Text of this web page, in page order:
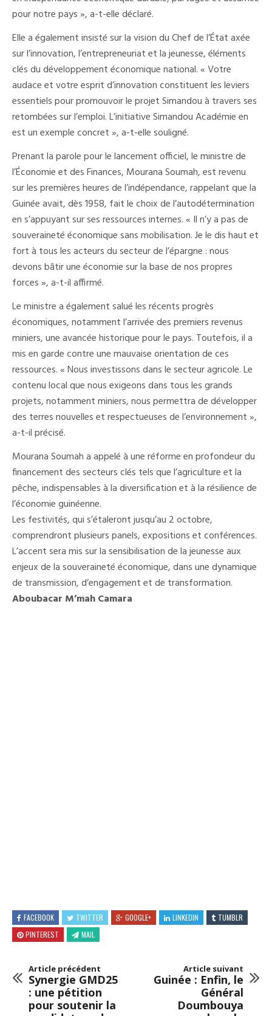
pour notre pays », a-t-elle déclaré.
Elle a également insisté sur la vision du Chef de l’État axée
sur l’innovation, l’entrepreneuriat et la jeunesse, éléments
clés du développement économique national. « Votre
audace et votre esprit d’innovation constituent les leviers
essentiels pour promouvoir le projet Simandou à travers ses
retombées sur l’emploi. L’initiative Simandou Académie en
est un exemple concret », a-t-elle souligné.
Prenant la parole pour le lancement officiel, le ministre de
l’Économie et des Finances, Mourana Soumah, est revenu
sur les premières heures de l’indépendance, rappelant que la
Guinée avait, dès 1958, fait le choix de l’autodétermination
en s’appuyant sur ses ressources internes. « Il n’y a pas de
souveraineté économique sans mobilisation. Je le dis haut et
fort à tous les acteurs du secteur de l’épargne : nous
devons bâtir une économie sur la base de nos propres
forces », a-t-il affirmé.
Le ministre a également salué les récents progrès
économiques, notamment l’arrivée des premiers revenus
miniers, une avancée historique pour le pays. Toutefois, il a
mis en garde contre une mauvaise orientation de ces
ressources. « Nous investissons dans le secteur agricole. Le
contenu local que nous exigeons dans tous les grands
projets, notamment miniers, nous permettra de développer
des terres nouvelles et respectueuses de l’environnement »,
a-t-il précisé.
Mourana Soumah a appelé à une réforme en profondeur du
financement des secteurs clés tels que l’agriculture et la
pêche, indispensables à la diversification et à la résilience de
l’économie guinéenne.
Les festivités, qui s’étaleront jusqu’au 2 octobre,
comprendront plusieurs panels, expositions et conférences.
L’accent sera mis sur la sensibilisation de la jeunesse aux
enjeux de la souveraineté économique, dans une dynamique
de transmission, d’engagement et de transformation.
Aboubacar M’mah Camara
FACEBOOK TWITTER GOOGLE+ LINKEDIN
TUMBLR
PINTEREST
MAIL
Article précédent
Synergie GMD25
: une pétition
pour soutenir la
Article suivant
Guinée : Enfin, le
Général
Doumbouya